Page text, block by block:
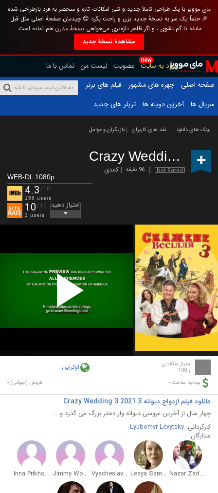
مای موویز با یک طراحی کاملاً جدید و کلی امکانات تازه و منحصر به فرد بازطراحی شده
🎉 حتماً یک سر به نسخهٔ جدید بزن و راحت بگرد 😊 چیدمان صفحهٔ اصلی مثل قبل
مانده تا گم نشوی ، و اگر ظاهر تازه‌تری می‌خواهینسخهٔ مدرن هم آماده است.
مشاهدهٔ نسخهٔ جدید
new
ورود به سایت عضویت لیست من تماس با ما
صفحه اصلی
چهره های مشهور
فیلم های برتر
سریال ها
آخرین دوبله ها تریلر های جدید
لینک های دانلود نقد های کاربران بازیگران و عوامل
Crazy Wedding 3
Not Rated 96 دقیقه کمدی
WEB-DL 1080p
4.3 /10
156 users
10 /10
2 users
امتیاز دهید
Play
Video
- امتیاز منتقدان
از 100 اوکراین
بودجه ساخت:- فروش (جهانی):-
دانلود فیلم ازدواج دیوانه 3 Crazy Wedding 3 2021
چهار سال از آخرین عروسی دیوانه وار دختر بزرگ می گذرد و ...
کارگردانی: Lyubomyr Levytsky
ستارگان:
Nazar Zadneprovskiy
Lesya Samaeva
Vyacheslav Khostikoev
Jimmy Woha Woha
Inna Prikhodko